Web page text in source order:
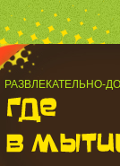
РАЗВЛЕКАТЕЛЬНО-